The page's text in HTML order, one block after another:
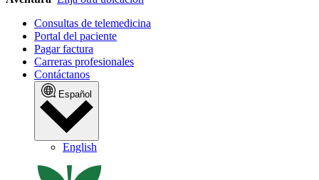
Consultas de telemedicina
Portal del paciente
Pagar factura
Carreras profesionales
Contáctanos
Español
English